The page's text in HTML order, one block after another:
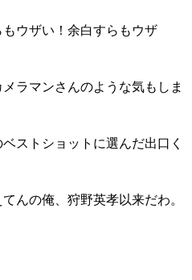
ウザい！余白すらもウザ
ラマンさんのような気もしま
ストショットに選んだ出口く
んの俺、狩野英孝以来だわ。